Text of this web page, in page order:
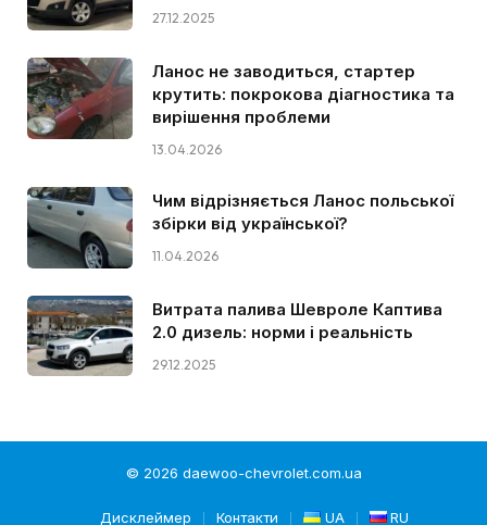
27.12.2025
Ланос не заводиться, стартер
крутить: покрокова діагностика та
вирішення проблеми
13.04.2026
Чим відрізняється Ланос польської
збірки від української?
11.04.2026
Витрата палива Шевроле Каптива
2.0 дизель: норми і реальність
29.12.2025
© 2026 daewoo-chevrolet.com.ua
Дисклеймер Контакти UA RU